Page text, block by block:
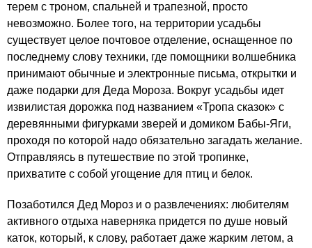
терем с троном, спальней и трапезной, просто
невозможно. Более того, на территории усадьбы
существует целое почтовое отделение, оснащенное по
последнему слову техники, где помощники волшебника
принимают обычные и электронные письма, открытки и
даже подарки для Деда Мороза. Вокруг усадьбы идет
извилистая дорожка под названием «Тропа сказок» с
деревянными фигурками зверей и домиком Бабы-Яги,
проходя по которой надо обязательно загадать желание.
Отправляясь в путешествие по этой тропинке,
прихватите с собой угощение для птиц и белок.
Позаботился Дед Мороз и о развлечениях: любителям
активного отдыха наверняка придется по душе новый
каток, который, к слову, работает даже жарким летом, а